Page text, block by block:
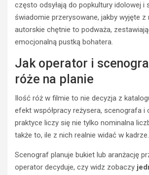
często odsyłają do popkultury idolowej i
świadomie przerysowane, jakby wyjęte z
autorskie chętnie to podważa,
emocjonalną pustką bohatera.
Jak operator i
róże na planie
Ilość róż w filmie to nie decyzja z
efekt współpracy reżysera, scenografa i
praktyce liczy się nie tylko nominalna
także to, ile z nich realnie widać w kadrze.
Scenograf planuje bukiet lub aranżację
operator decyduje, czy widz zobaczy